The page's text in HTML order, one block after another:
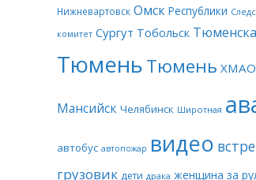
Нижневартовск Омск Республики
комитет Сургут Тобольск
ТюменьТюмень ХМАО
Мансийск Челябинск Широтная
автобус автопожар видео
грузовик дети драка женщина за